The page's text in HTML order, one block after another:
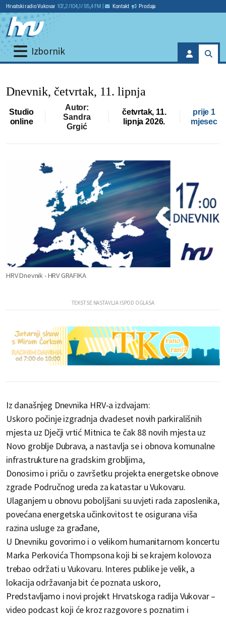
Hrvatski radio Vukovar 107,2 / 104,1 / 95,4 FM Kontakt Prodaja
Izbornik
Dnevnik, četvrtak, 11. lipnja
Studio
online
Autor:
Sandra
Grgić
četvrtak, 11.
lipnja 2026.
prije 1
mjesec
HRV Dnevnik - HRV GRAFIKA
Iz današnjeg Dnevnika HRV-a izdvajam:
Uskoro počinje izgradnja dvadeset novih parkirališnih
mjesta uz Dječji vrtić Mitnica te čak 88 novih mjesta uz
Novo groblje Dubrava, a nastavlja se i obnova komunalne
infrastrukture na gradskim grobljima,
Donosimo i priču o završetku projekta energetske obnove
zgrade Područnog ureda za katastar u Vukovaru.
Ulaganjem u obnovu poboljšani su uvjeti rada zaposlenika,
povećana energetska učinkovitost te osigurana viša
razina usluge za građane,
U Dnevniku govorimo i o velikom humanitarnom koncertu
Marka Perkovića Thompsona koji bi se krajem kolovoza
trebao održati u Vukovaru. Interes publike je velik, a
lokacija održavanja bit će poznata uskoro,
Predstavljamo i novi projekt Hrvatskoga radija Vukovar –
video podcast koji će kroz razgovore s poznatim i